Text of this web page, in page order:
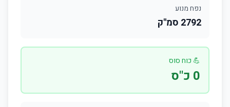
נפח מנוע
2792 סמ"ק
💪 כוח סוס
0 כ"ס